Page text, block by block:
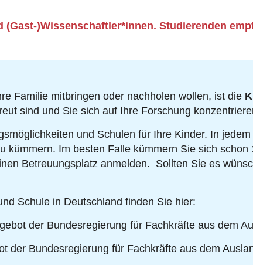
)Wissenschaftler*innen. Studierenden
Familie mitbringen oder nachholen wollen, ist die
sind und Sie sich auf Ihre Forschung
und Schulen für Ihre Kinder. In
kümmern. Im besten Falle kümmern Sie sich schon
Betreuungsplatz anmelden. Sollten Sie es
Schule in Deutschland finden Sie hier:
der Bundesregierung für Fachkräfte aus dem
der Bundesregierung für Fachkräfte aus dem